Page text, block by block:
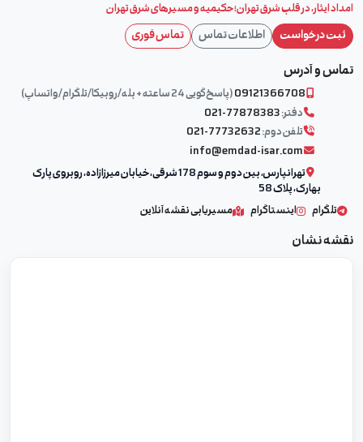
امداد ایثار، در قلب شرق تهران؛حکیمیهو مسیرهای شرق تهران
ثبت درخواست اطلاعات تماس تماس فوری
تماس و آدرس
09121366708(پاسخ‌گویی 24 ساعته + بله/روبیکا/تلگرام/واتساپ)
دفتر:021-77878383
تلفن دوم:021-77732632
info@emdad-isar.com
تهرانپارس، بین دوم و سوم 178 شرقی، خیابان میرزازاده، روبروی پارک
بهارک، پلاک 58
تلگرام
اینستاگرام مسیریابی نقشه آنلاین
نقشه نشان